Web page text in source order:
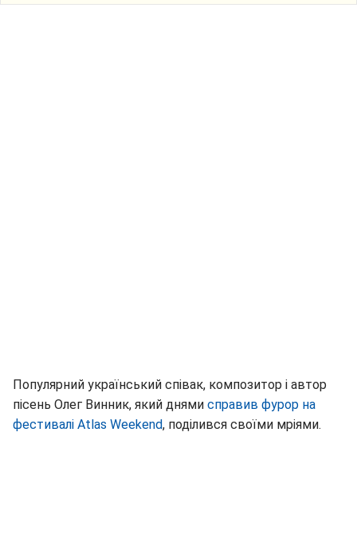
Популярний український співак, композитор і автор
пісень Олег Винник, який днями справив фурор на
фестивалі Atlas Weekend, поділився своїми мріями.